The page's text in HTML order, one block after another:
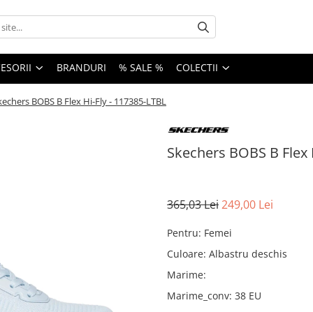
BRANDURI % SALE % COLECTII
BOBS B Flex Hi-Fly - 117385-LTBL
Skechers BOBS B Flex
365,03 Lei249,00 Lei
Pentru: Femei
Culoare: Albastru deschis
Marime:
Marime_conv: 38 EU